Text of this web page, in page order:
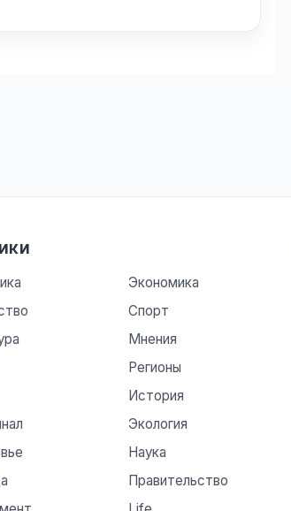
Экономика
Спорт
Мнения
Регионы
История
Экология
Наука
Правительство